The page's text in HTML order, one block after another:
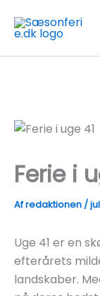
indholdet
Ferie i
Afredaktionen /
Uge 41 er en
efterårets
landskaber.